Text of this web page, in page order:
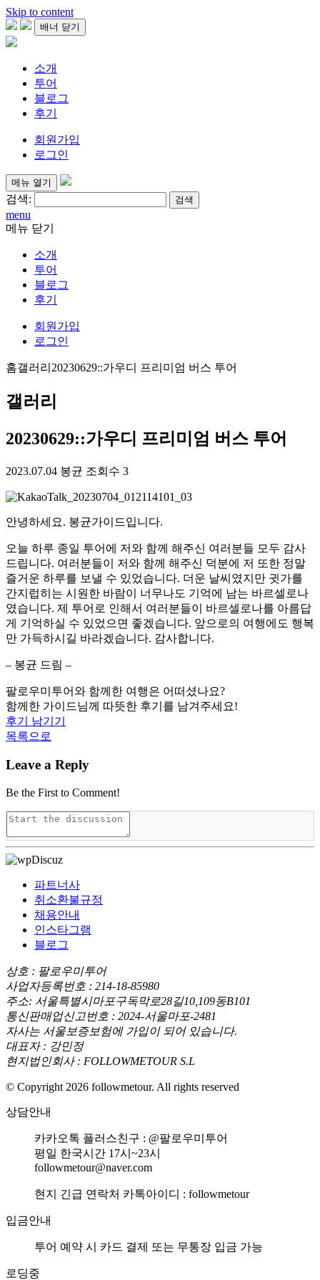
Skip to content
배너 닫기
소개
투어
블로그
후기
회원가입
로그인
메뉴 열기
검색:
menu
메뉴 닫기
소개
투어
블로그
후기
회원가입
로그인
홈갤러리 20230629::가우디 프리미엄 버스 투어
갤러리
20230629::가우디 프리미엄 버스 투어
2023.07.04 봉균 조회수 3
안녕하세요. 봉균가이드입니다.
오늘 하루 종일 투어에 저와 함께 해주신 여러분들 모두 감사
드립니다. 여러분들이 저와 함께 해주신 덕분에 저 또한 정말
즐거운 하루를 보낼 수 있었습니다. 더운 날씨였지만 귓가를
간지럽히는 시원한 바람이 너무나도 기억에 남는 바르셀로나
였습니다. 제 투어로 인해서 여러분들이 바르셀로나를 아름답
게 기억하실 수 있었으면 좋겠습니다. 앞으로의 여행에도 행복
만 가득하시길 바라겠습니다. 감사합니다.
– 봉균 드림 –
팔로우미투어와 함께한 여행은 어떠셨나요?
함께한 가이드님께 따뜻한 후기를 남겨주세요!
후기 남기기
목록으로
Leave a Reply
Be the First to Comment!
파트너사
취소환불규정
채용안내
인스타그램
블로그
상호 : 팔로우미투어
사업자등록번호 : 214-18-85980
주소: 서울특별시마포구독막로28길10,109동B101
통신판매업신고번호 : 2024-서울마포-2481
자사는 서울보증보험에 가입이 되어 있습니다.
대표자 : 강민정
현지법인회사 : FOLLOWMETOUR S.L
© Copyright 2026 followmetour. All rights reserved
상담안내
카카오톡 플러스친구 : @팔로우미투어
평일 한국시간 17시~23시
followmetour@naver.com
현지 긴급 연락처 카톡아이디 : followmetour
입금안내
투어 예약 시 카드 결제 또는 무통장 입금 가능
로딩중